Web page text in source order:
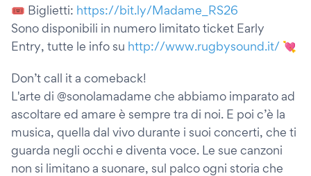
🎟️ Biglietti: https://bit.ly/Madame_RS26
Sono disponibili in numero limitato ticket Early
Entry, tutte le info su http://www.rugbysound.it/ 💘
Don’t call it a comeback!
L'arte di @sonolamadame che abbiamo imparato ad
ascoltare ed amare è sempre tra di noi. E poi c’è la
musica, quella dal vivo durante i suoi concerti, che ti
guarda negli occhi e diventa voce. Le sue canzoni
non si limitano a suonare, sul palco ogni storia che